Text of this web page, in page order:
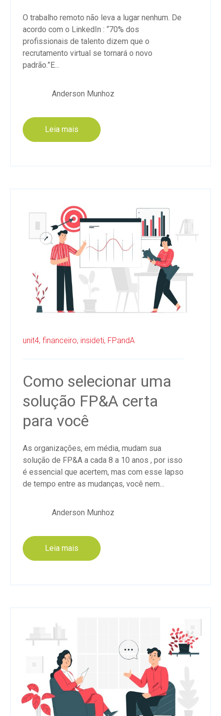
O trabalho remoto não leva a lugar nenhum. De
acordo com o LinkedIn : “70% dos
profissionais de talento dizem que o
recrutamento virtual se tornará o novo
padrão.”E...
Anderson Munhoz
Leia mais
unit4, financeiro, insideti, FPandA
Como selecionar uma
solução FP&A certa
para você
As organizações, em média, mudam sua
solução de FP&A a cada 8 a 10 anos , por isso
é essencial que acertem, mas com esse lapso
de tempo entre as mudanças, você nem...
Anderson Munhoz
Leia mais